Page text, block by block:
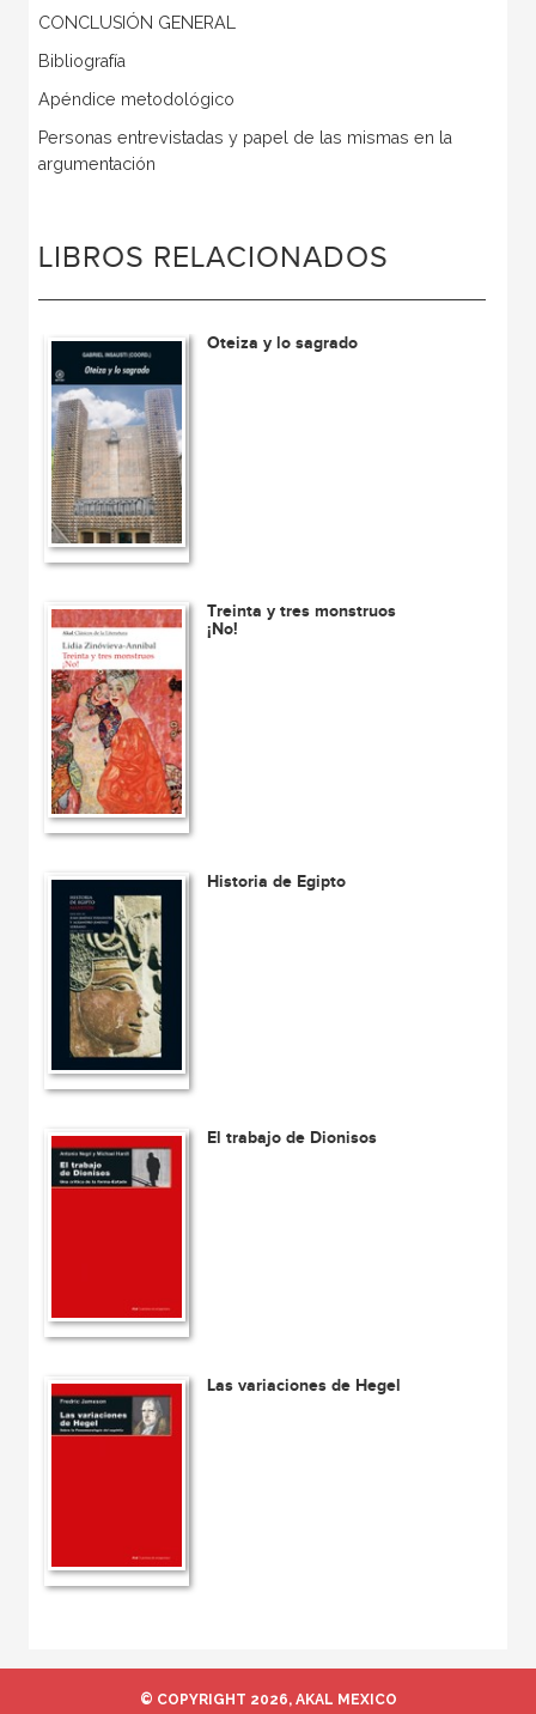
CONCLUSIÓN GENERAL
Bibliografía
Apéndice metodológico
Personas entrevistadas y papel de las mismas en la
argumentación
LIBROS RELACIONADOS
Oteiza y lo sagrado
Treinta y tres monstruos
¡No!
Historia de Egipto
El trabajo de Dionisos
Las variaciones de Hegel
© COPYRIGHT 2026, AKAL MEXICO